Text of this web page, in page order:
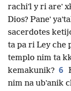
rachiʼl y ri areʼ
Dios? Paneʼ
sacerdotes
ta pa ri Ley che
templo nim ta
kemakunik? 6
nim na ubʼanik